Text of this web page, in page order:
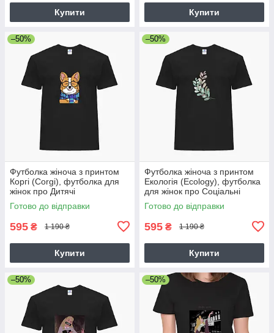
Купити Купити
–50%
Футболка жіноча з принтом
Коргі (Corgi), футболка для
жінок про Дитячі
Готово до відправки
595 ₴ 1 190 ₴
Купити
–50%
Футболка жіноча з принтом
Екологія (Ecology), футболка
для жінок про Соціальні
принти
Готово до відправки
595 ₴ 1 190 ₴
Купити
–50% –50%